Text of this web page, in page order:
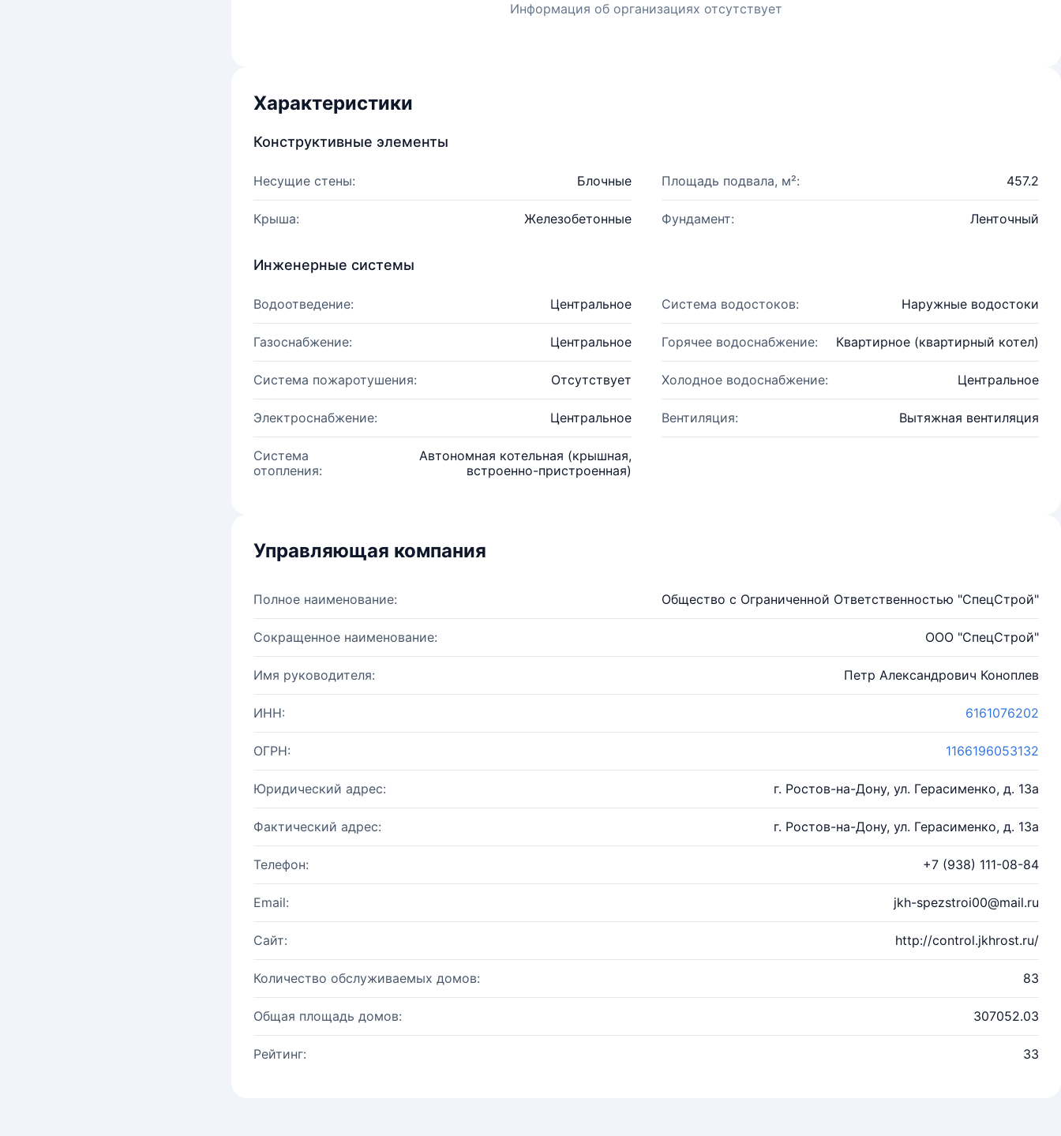
Информация об организациях отсутствует
Характеристики
Конструктивные элементы
Несущие стены: Блочные Площадь подвала, м²: 457.2
Крыша: Железобетонные Фундамент: Ленточный
Инженерные системы
Водоотведение: Центральное Система водостоков: Наружные водостоки
Газоснабжение: Центральное Горячее водоснабжение: Квартирное (квартирный котел)
Система пожаротушения: Отсутствует Холодное водоснабжение: Центральное
Электроснабжение: Центральное Вентиляция: Вытяжная вентиляция
Система
отопления:
Автономная котельная (крышная,
встроенно-пристроенная)
Управляющая компания
Полное наименование: Общество с Ограниченной Ответственностью "СпецСтрой"
Сокращенное наименование: ООО "СпецСтрой"
Имя руководителя: Петр Александрович Коноплев
ИНН: 6161076202
ОГРН: 1166196053132
Юридический адрес: г. Ростов-на-Дону, ул. Герасименко, д. 13а
Фактический адрес: г. Ростов-на-Дону, ул. Герасименко, д. 13а
Телефон: +7 (938) 111-08-84
Email: jkh-spezstroi00@mail.ru
Сайт: http://control.jkhrost.ru/
Количество обслуживаемых домов: 83
Общая площадь домов: 307052.03
Рейтинг: 33